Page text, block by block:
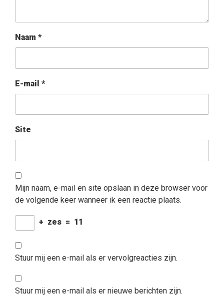
Naam *
E-mail *
Site
Mijn naam, e-mail en site opslaan in deze browser voor
de volgende keer wanneer ik een reactie plaats.
+ zes = 11
Stuur mij een e-mail als er vervolgreacties zijn.
Stuur mij een e-mail als er nieuwe berichten zijn.